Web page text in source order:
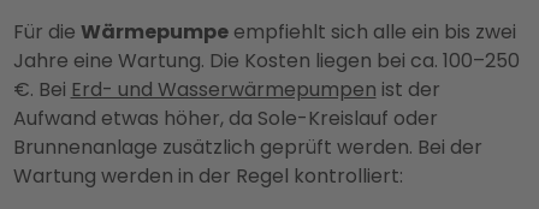
Für die Wärmepumpeempfiehlt sich alle ein bis zwei
Jahre eine Wartung. Die Kosten liegen bei ca. 100–250
€. Bei Erd- und Wasserwärmepumpen ist der
Aufwand etwas höher, da Sole-Kreislauf oder
Brunnenanlage zusätzlich geprüft werden. Bei der
Wartung werden in der Regel kontrolliert: